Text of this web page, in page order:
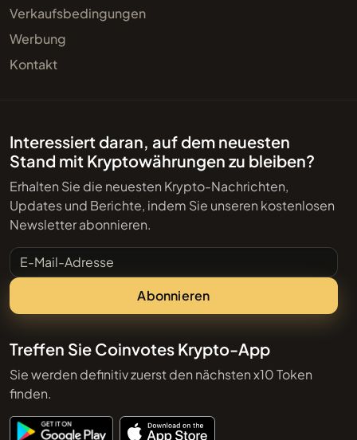
Verkaufsbedingungen
Werbung
Kontakt
Interessiert daran, auf dem neuesten
Stand mit Kryptowährungen zu bleiben?
Erhalten Sie die neuesten Krypto-Nachrichten,
Updates und Berichte, indem Sie unseren kostenlosen
Newsletter abonnieren.
E-Mail-Adresse
Abonnieren
Treffen Sie Coinvotes Krypto-App
Sie werden definitiv zuerst den nächsten x10 Token
finden.